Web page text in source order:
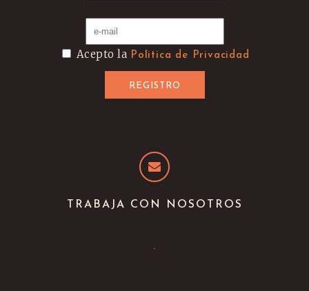
Acepto la Politica de Privacidad
TRABAJA CON NOSOTROS
.